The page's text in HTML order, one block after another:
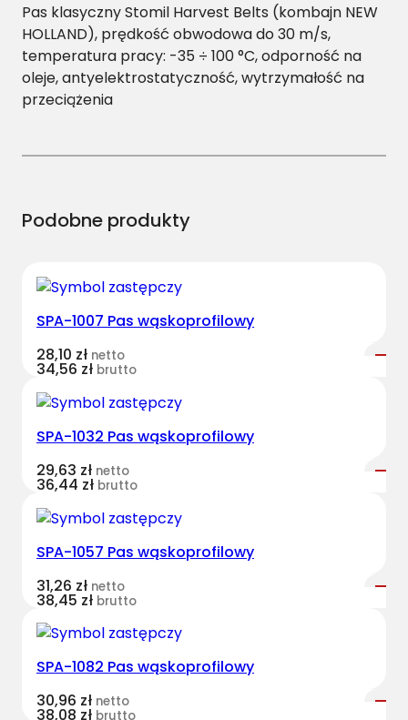
1
6
/
H
-
P
Pas klasyczny Stomil Harvest Belts (kombajn NEW
HOLLAND), prędkość obwodowa do 30 m/s,
temperatura pracy: -35 ÷ 100 °C, odporność na
oleje, antyelektrostatyczność, wytrzymałość na
przeciążenia
Podobne produkty
SPA-1007 Pas wąskoprofilowy
28,10 zł netto
34,56 zł brutto
SPA-1032 Pas wąskoprofilowy
29,63 zł netto
36,44 zł brutto
SPA-1057 Pas wąskoprofilowy
31,26 zł netto
38,45 zł brutto
SPA-1082 Pas wąskoprofilowy
30,96 zł netto
38,08 zł brutto